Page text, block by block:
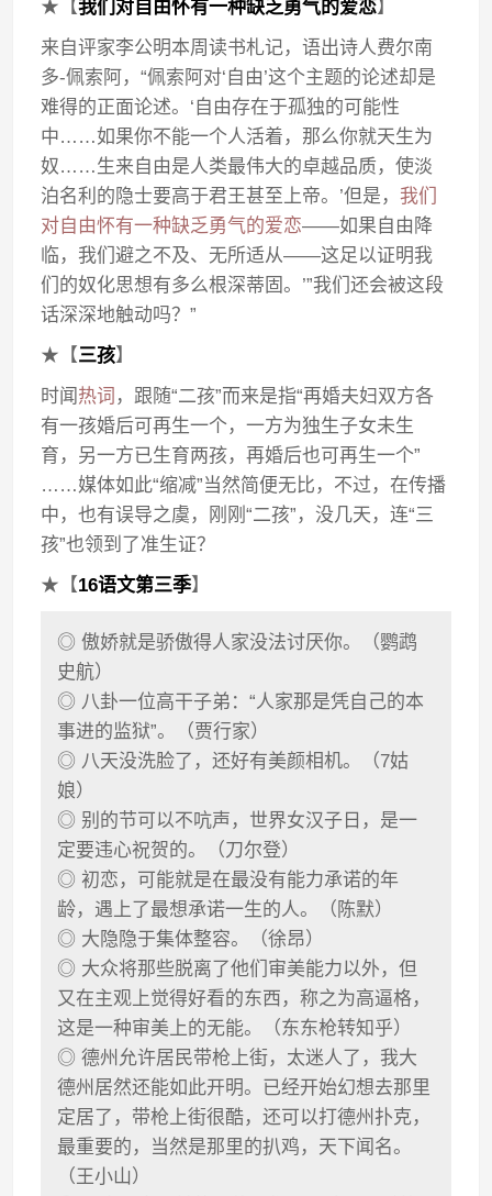
★【我们对自由怀有一种缺乏勇气的爱恋】
来自评家李公明本周读书札记，语出诗人费尔南
多-佩索阿，“佩索阿对‘自由’这个主题的论述却是
难得的正面论述。‘自由存在于孤独的可能性
中……如果你不能一个人活着，那么你就天生为
奴……生来自由是人类最伟大的卓越品质，使淡
泊名利的隐士要高于君王甚至上帝。’但是，我们
对自由怀有一种缺乏勇气的爱恋——如果自由降
临，我们避之不及、无所适从——这足以证明我
们的奴化思想有多么根深蒂固。’”我们还会被这段
话深深地触动吗？”
★【三孩】
时闻 热词 ，跟随“二孩”而来是指“再婚夫妇双方各
有一孩婚后可再生一个，一方为独生子女未生
育，另一方已生育两孩，再婚后也可再生一个”
……媒体如此“缩减”当然简便无比，不过，在传播
中，也有误导之虞，刚刚“二孩”，没几天，连“三
孩”也领到了准生证？
★【16语文第三季】
◎ 傲娇就是骄傲得人家没法讨厌你。（鹦鹉
史航）
◎ 八卦一位高干子弟：“人家那是凭自己的本
事进的监狱”。（贾行家）
◎ 八天没洗脸了，还好有美颜相机。（7姑
娘）
◎ 别的节可以不吭声，世界女汉子日，是一
定要违心祝贺的。（刀尔登）
◎ 初恋，可能就是在最没有能力承诺的年
龄，遇上了最想承诺一生的人。（陈默）
◎ 大隐隐于集体整容。（徐昂）
◎ 大众将那些脱离了他们审美能力以外，但
又在主观上觉得好看的东西，称之为高逼格，
这是一种审美上的无能。（东东枪转知乎）
◎ 德州允许居民带枪上街，太迷人了，我大
德州居然还能如此开明。已经开始幻想去那里
定居了，带枪上街很酷，还可以打德州扑克，
最重要的，当然是那里的扒鸡，天下闻名。
（王小山）